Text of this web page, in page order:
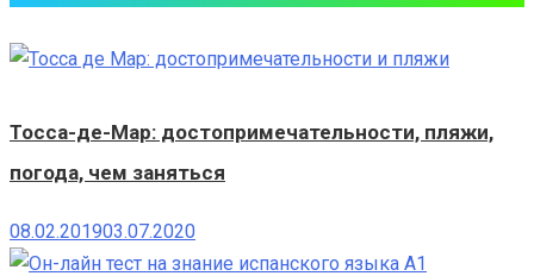
Тосса-де-Мар: достопримечательности, пляжи,
погода, чем заняться
08.02.201903.07.2020